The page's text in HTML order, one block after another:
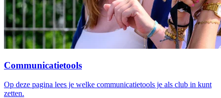
Communicatietools
Op deze pagina lees je welke communicatietools je als club in kunt
zetten.